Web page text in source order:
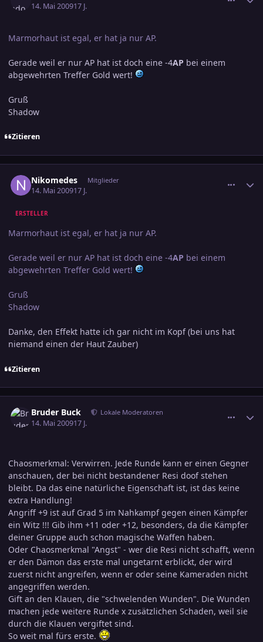
14. Mai 200917 J.
Marmorhaut ist egal, er hat ja nur AP.
Gerade weil er nur AP hat ist doch eine -4AP bei einem
abgewehrten Treffer Gold wert!
Gruß
Shadow
Zitieren
Nikomedes Mitglieder
14. Mai 200917 J.
ERSTELLER
Marmorhaut ist egal, er hat ja nur AP.
Gerade weil er nur AP hat ist doch eine -4AP bei einem
abgewehrten Treffer Gold wert!
Gruß
Shadow
Danke, den Effekt hatte ich gar nicht im Kopf (bei uns hat
niemand einen der Haut Zauber)
Zitieren
Bruder Buck Lokale Moderatoren
14. Mai 200917 J.
Chaosmerkmal: Verwirren. Jede Runde kann er einen Gegner
anschauen, der bei nicht bestandener Resi doof stehen
bleibt. Da das eine natürliche Eigenschaft ist, ist das keine
extra Handlung!
Angriff +9 ist auf Grad 5 im Nahkampf gegen einen Kämpfer
ein Witz !!! Gib ihm +11 oder +12, besonders, da die Kämpfer
deiner Gruppe auch schon magische Waffen haben.
Oder Chaosmerkmal "Angst" - wer die Resi nicht schafft, wenn
er den Dämon das erste mal ungetarnt erblickt, der wird
zuerst nicht angreifen, wenn er oder seine Kameraden nicht
angegriffen werden.
Gift an den Klauen, die "schwelenden Wunden". Die Wunden
machen jede weitere Runde x zusätzlichen Schaden, weil sie
durch die Klauen vergiftet sind.
So weit mal fürs erste.